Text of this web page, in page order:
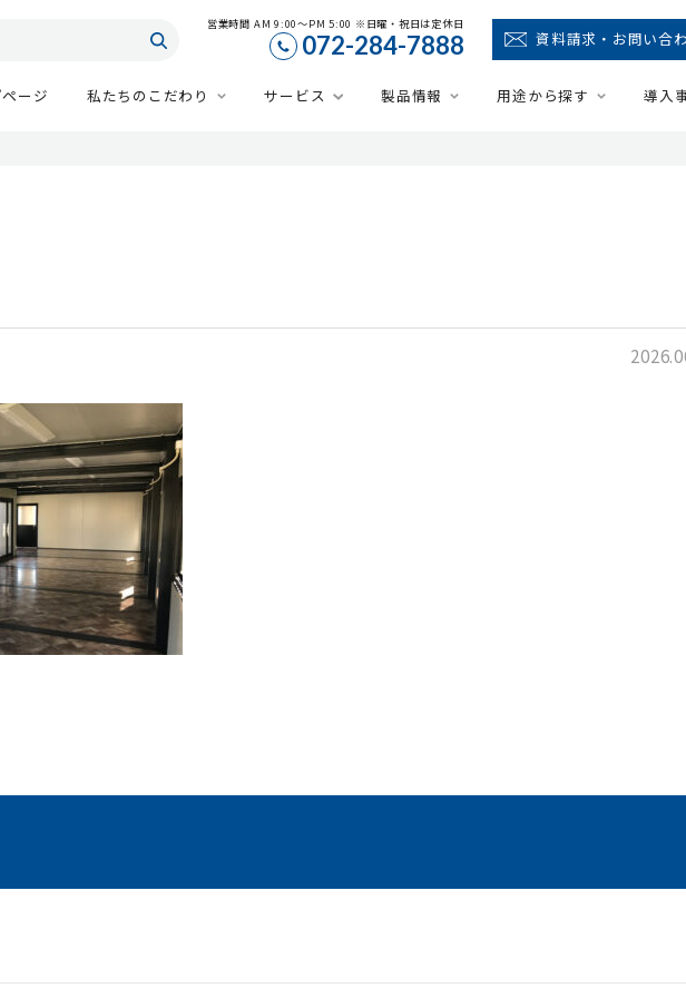
営業時間 AM 9:00～PM 5:00 ※日曜・祝日は定休日
072-284-7888 資料請求・お問い合
ージ 私たちのこだわり サービス 製品情報 用途から探す 導入